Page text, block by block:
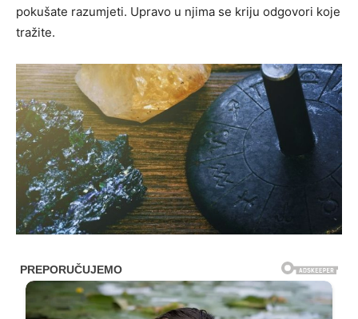
pokušate razumjeti. Upravo u njima se kriju odgovori koje
tražite.